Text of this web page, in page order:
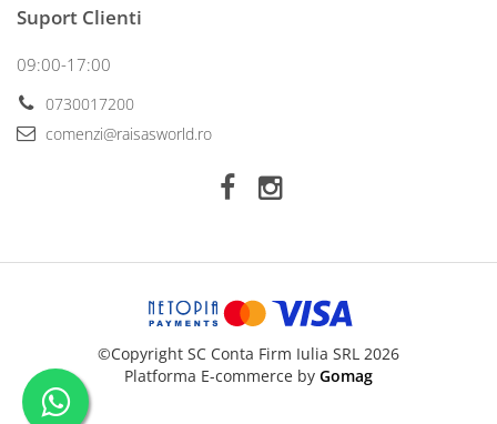
Suport Clienti
09:00-17:00
0730017200
comenzi@raisasworld.ro
©Copyright SC Conta Firm Iulia SRL 2026
Platforma E-commerce by Gomag